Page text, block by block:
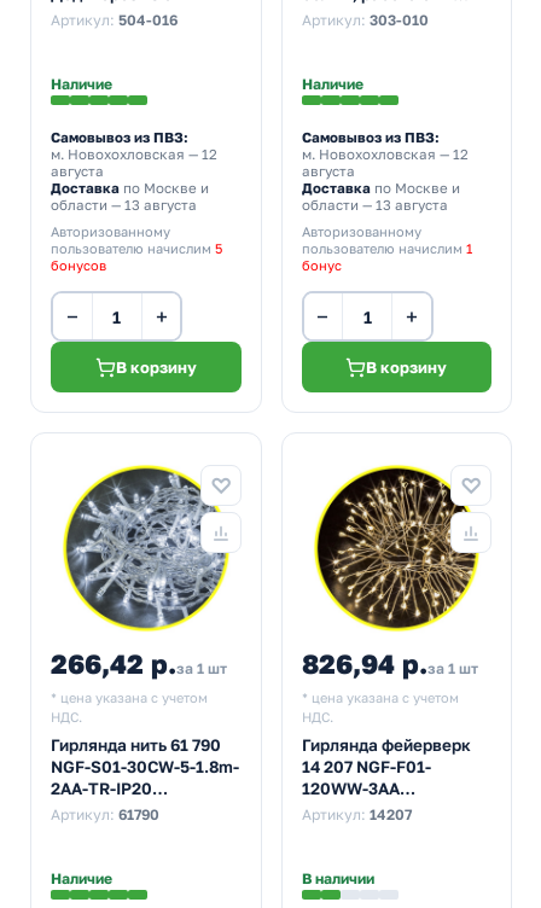
Артикул: 504-016
Наличие
Самовывоз из ПВЗ:
м. Новохохловская — 12
августа
Доставка по Москве и
области — 13 августа
Авторизованному
пользователю начислим 5
бонусов
− +
В корзину
батареек CR2032 в
Артикул: 303-010
Наличие
Самовывоз из ПВЗ:
м. Новохохловская — 12
августа
Доставкапо Москве и
области — 13 августа
Авторизованному
пользователю начислим 1
бонус
− +
В корзину
266,42 р.за 1 шт
* цена указана с учетом
НДС.
Гирлянда нить 61 790
NGF-S01-30CW-5-1.8m-
2AA-TR-IP20
постоянное свечение,
Артикул: 61790
Наличие
826,94 р.за 1 шт
* цена указана с учетом
НДС.
Гирлянда фейерверк
14 207 NGF-F01-
120WW-3AA
постоянное свечение,
Артикул: 14207
В наличии